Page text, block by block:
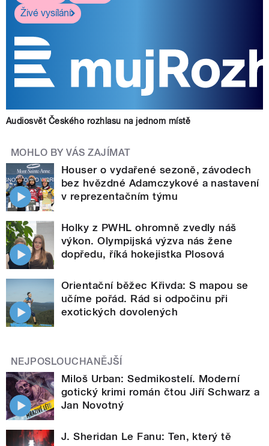
Živé vysílání
Audiosvět Českého rozhlasu na jednom místě
MOHLO BY VÁS ZAJÍMAT
Houser o vydařené sezoně, závodech
bez hvězdné Adamczykové a nastavení
v reprezentačním týmu
Holky z PWHL ohromně zvedly náš
výkon. Olympijská výzva nás žene
dopředu, říká hokejistka Plosová
Orientační běžec Křivda: S mapou se
učíme pořád. Rád si odpočinu při
exotických dovolených
NEJPOSLOUCHANĚJŠÍ
Miloš Urban: Sedmikostelí. Moderní
gotický krimi román čtou Jiří Schwarz a
Jan Novotný
J. Sheridan Le Fanu: Ten, který tě